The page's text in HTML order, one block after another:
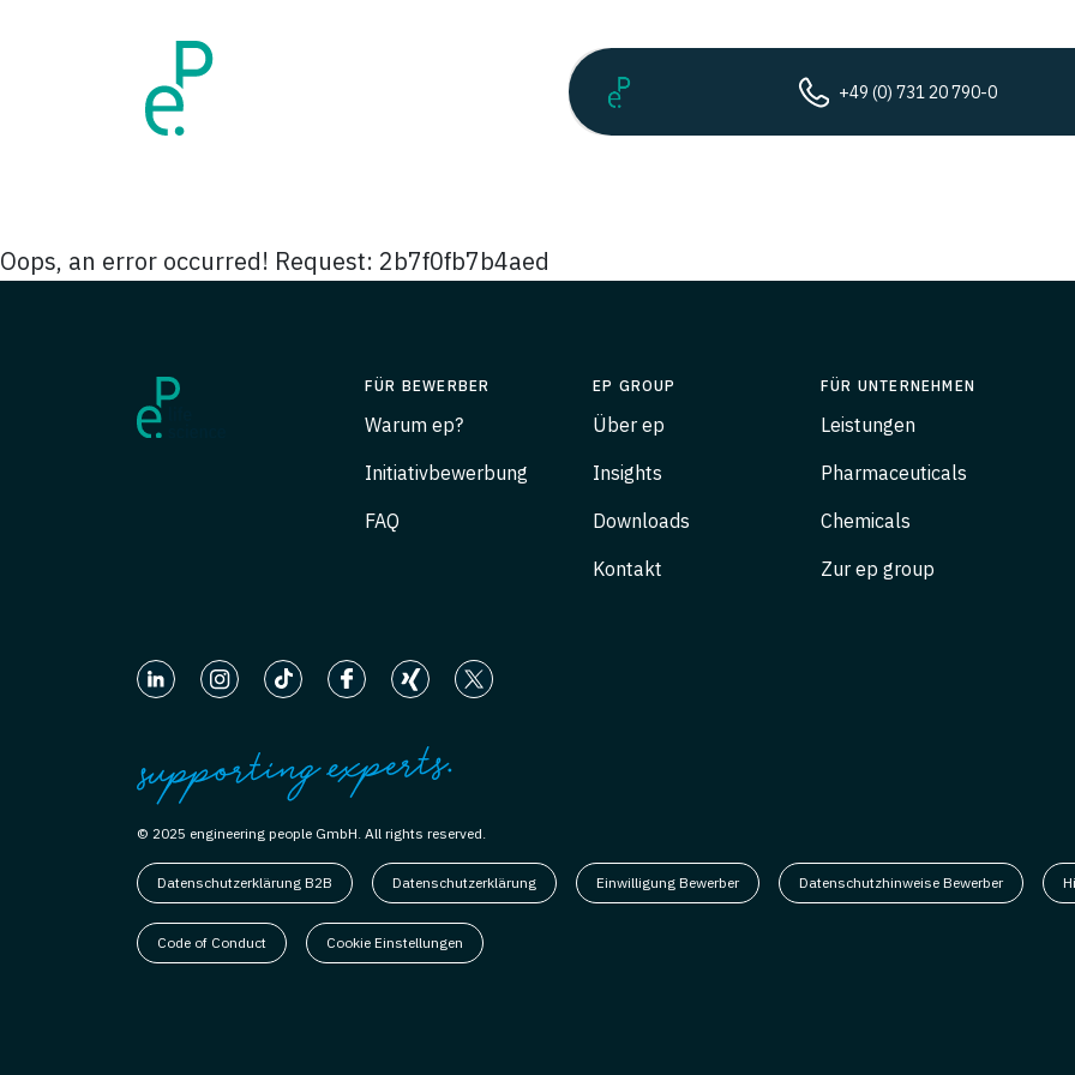
+49 (0) 731 20 790-0
Oops, an error occurred! Request: 2b7f0fb7b4aed
FÜR BEWERBER
Warum ep?
Initiativbewerbung
FAQ
EP GROUP
Über ep
Insights
Downloads
Kontakt
FÜR UNTERNEHMEN
Leistungen
Pharmaceuticals
Chemicals
Zur ep group
© 2025 engineering people GmbH. All rights reserved.
Datenschutzerklärung B2B Datenschutzerklärung Einwilligung Bewerber Datenschutzhinweise Bewerber
Code of Conduct Cookie Einstellungen